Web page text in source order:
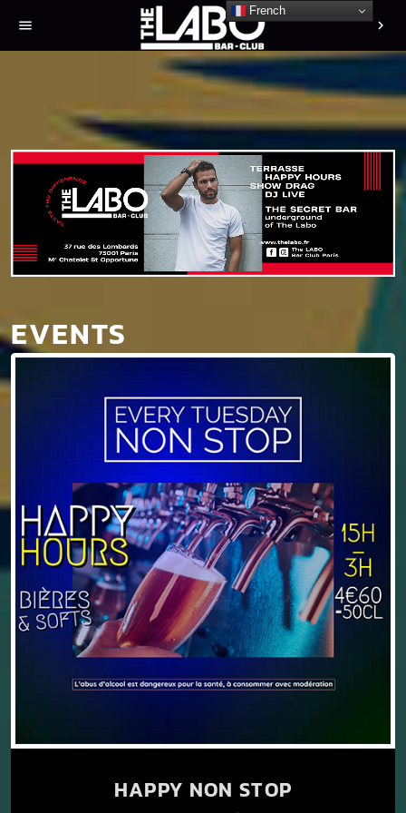
menu chevron_right
EVENTS
HAPPY NON STOP
French